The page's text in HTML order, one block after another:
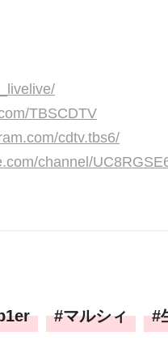
TBSCDTV
cdtv.tbs6/
channel/
マルシィ